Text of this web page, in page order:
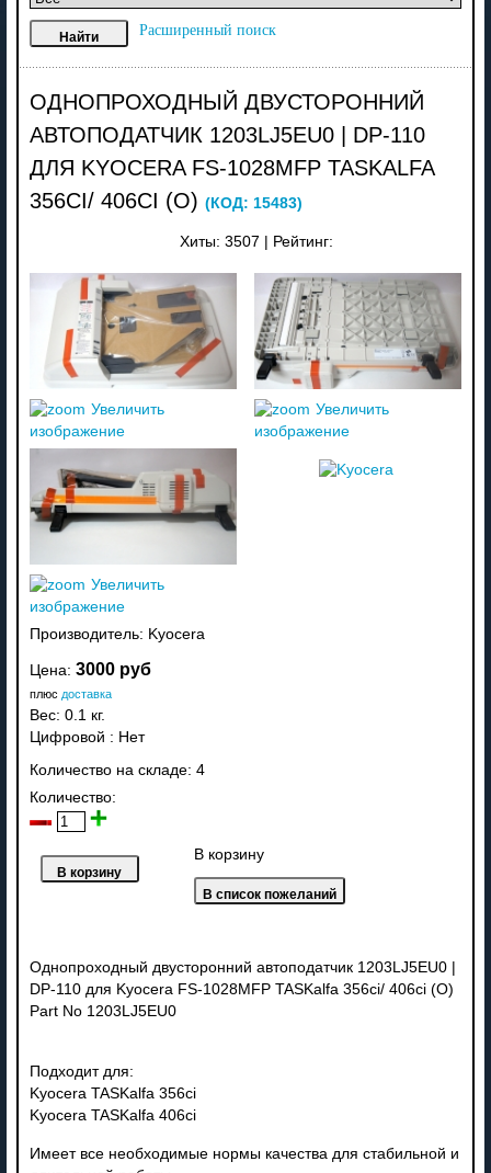
Расширенный поиск
ОДНОПРОХОДНЫЙ ДВУСТОРОННИЙ
АВТОПОДАТЧИК 1203LJ5EU0 | DP-110
ДЛЯ KYOCERA FS-1028MFP TASKALFA
356CI/ 406CI (O) (КОД: 15483)
Хиты: 3507 Рейтинг:
Увеличить
изображение
Увеличить
изображение
Увеличить
изображение
Производитель: Kyocera
Цена: 3000 руб
плюс доставка
Вес: 0.1 кг.
Цифровой : Нет
Количество на складе: 4
Количество:
В корзину
Однопроходный двусторонний автоподатчик 1203LJ5EU0 |
DP-110 для Kyocera FS-1028MFP TASKalfa 356ci/ 406ci (O)
Part No 1203LJ5EU0
Подходит для:
Kyocera TASKalfa 356ci
Kyocera TASKalfa 406ci
Имеет все необходимые нормы качества для стабильной и